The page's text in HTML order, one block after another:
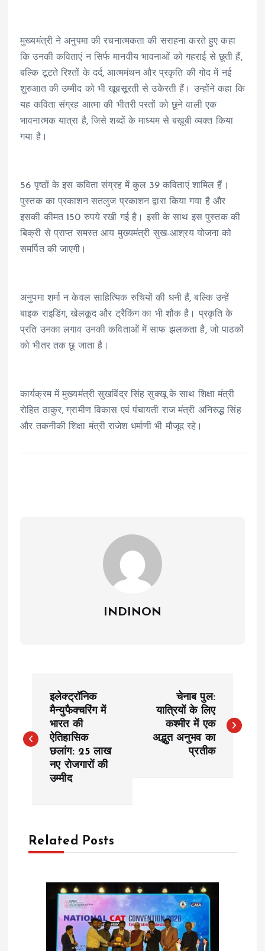
मुख्यमंत्री ने अनुपमा की रचनात्मकता की सराहना करते हुए कहा
कि उनकी कविताएं न सिर्फ मानवीय भावनाओं को गहराई से छूती हैं,
बल्कि टूटते रिश्तों के दर्द, आत्ममंथन और प्रकृति की गोद में नई
शुरुआत की उम्मीद को भी खूबसूरती से उकेरती हैं। उन्होंने कहा कि
यह कविता संग्रह आत्मा की भीतरी परतों को छूने वाली एक
भावनात्मक यात्रा है, जिसे शब्दों के माध्यम से बख़ूबी व्यक्त किया
गया है।
56 पृष्ठों के इस कविता संग्रह में कुल 39 कविताएं शामिल हैं।
पुस्तक का प्रकाशन सतलुज प्रकाशन द्वारा किया गया है और
इसकी कीमत 150 रुपये रखी गई है। इसी के साथ इस पुस्तक की
बिक्री से प्राप्त समस्त आय मुख्यमंत्री सुख-आश्रय योजना को
समर्पित की जाएगी।
अनुपमा शर्मा न केवल साहित्यिक रुचियों की धनी हैं, बल्कि उन्हें
बाइक राइडिंग, खेलकूद और ट्रैकिंग का भी शौक है। प्रकृति के
प्रति उनका लगाव उनकी कविताओं में साफ झलकता है, जो पाठकों
को भीतर तक छू जाता है।
कार्यक्रम में मुख्यमंत्री सुखविंद्र सिंह सुक्खू के साथ शिक्षा मंत्री
रोहित ठाकुर, ग्रामीण विकास एवं पंचायती राज मंत्री अनिरुद्ध सिंह
और तकनीकी शिक्षा मंत्री राजेश धर्माणी भी मौजूद रहे।
INDINON
s
a
v
इलेक्ट्रॉनिक
मैन्युफैक्चरिंग में
भारत की
ऐतिहासिक
छलांग: 25 लाख
नए रोजगारों की
उम्मीद
चेनाब पुल:
यात्रियों के लिए
कश्मीर में एक
अद्भुत अनुभव का
प्रतीक
Related Posts